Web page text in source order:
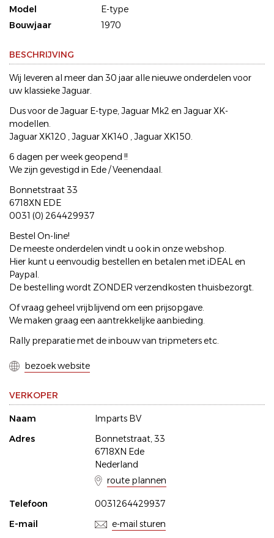
Model
E-type
Bouwjaar
1970
BESCHRIJVING
Wij leveren al meer dan 30 jaar alle nieuwe onderdelen voor
uw klassieke Jaguar.
Dus voor de Jaguar E-type, Jaguar Mk2 en Jaguar XK-
modellen.
Jaguar XK120 , Jaguar XK140 , Jaguar XK150.
6 dagen per week geopend !!
We zijn gevestigd in Ede / Veenendaal.
Bonnetstraat 33
6718XN EDE
0031 (0) 264429937
Bestel On-line!
De meeste onderdelen vindt u ook in onze webshop.
Hier kunt u eenvoudig bestellen en betalen met iDEAL en
Paypal.
De bestelling wordt ZONDER verzendkosten thuisbezorgt.
Of vraag geheel vrijblijvend om een prijsopgave.
We maken graag een aantrekkelijke aanbieding.
Rally preparatie met de inbouw van tripmeters etc.
bezoek website
VERKOPER
Naam
Imparts BV
Adres
Bonnetstraat, 33
6718XN Ede
Nederland
route plannen
Telefoon
0031264429937
E-mail
e-mail sturen